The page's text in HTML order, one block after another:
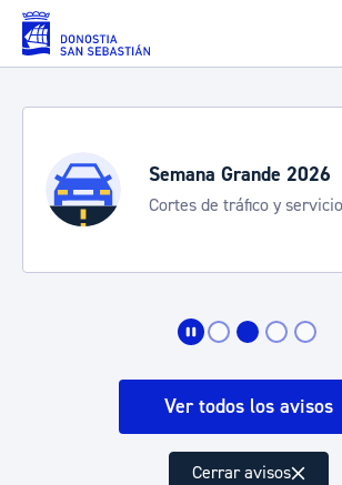
Saltar al contenido principal
Semana Grande 2026
Cortes de tráfico y
Ver todos los avisos
Cerrar avisos